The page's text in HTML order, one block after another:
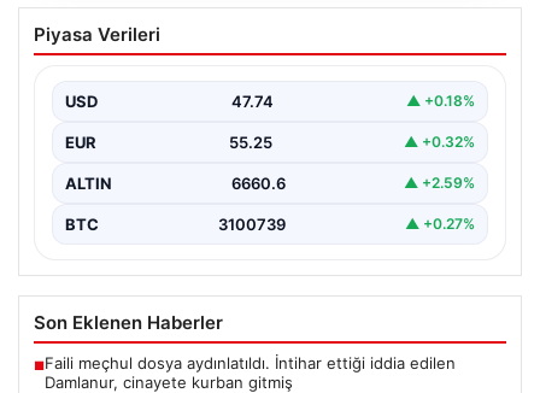
Trabzonspor’un Göztepe Maçı Kadrosu
Netleşti: Salah Sürprizi
veda edeceği jübile maçında yarın akşam kozlarını
paylaşacak.…
Piyasa Verileri
USD 47.74 ▲ +0.18%
EUR 55.25 ▲ +0.32%
ALTIN 6660.6 ▲ +2.59%
BTC 3100739 ▲ +0.27%
Son Eklenen Haberler
■Faili meçhul dosya aydınlatıldı. İntihar ettiği iddia edilen
Damlanur, cinayete kurban gitmiş